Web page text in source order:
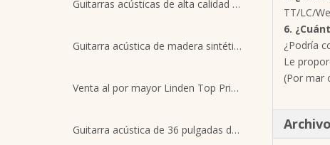
Guitarras acústicas de alta calidad a la venta Tamaño 41 Gutair acústico
Guitarra acústica de madera sintética de nivel medio, alta calidad, 36 pulgadas
Venta al por mayor Linden Top Principiante Práctica Guitarra Acústica 39''
Guitarra acústica de 36 pulgadas de nivel medio con 6 cuerdas de acero de alta calidad
TT/LC/
6.
¿Podría
Le
(Por mar